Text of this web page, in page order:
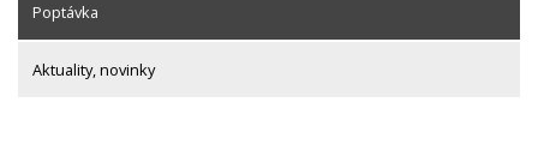
Poptávka
Aktuality, novinky